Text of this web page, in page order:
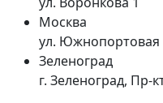
Москва
ул. Южнопортовая
Зеленоград
г. Зеленоград, Пр-